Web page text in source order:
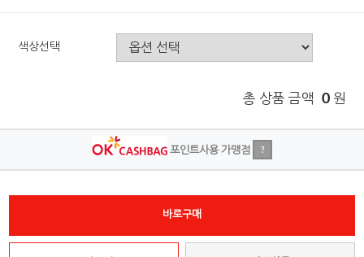
색상선택
총 상품 금액 0 원
포인트사용 가맹점 ?
바로구매